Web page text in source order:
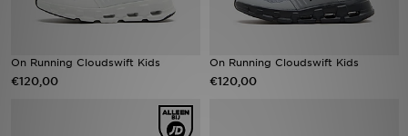
On Running Cloudswift Kids
€120,00
On Running Cloudswift Kids
€120,00